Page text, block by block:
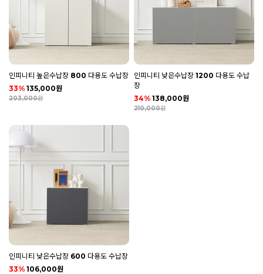
인피니티 높은수납장 800 다용도 수납장
33% 135,000원
203,000원
인피니티 낮은수납장 1200 다용도 수납
장
34% 138,000원
210,000원
인피니티 낮은수납장 600 다용도 수납장
33% 106,000원